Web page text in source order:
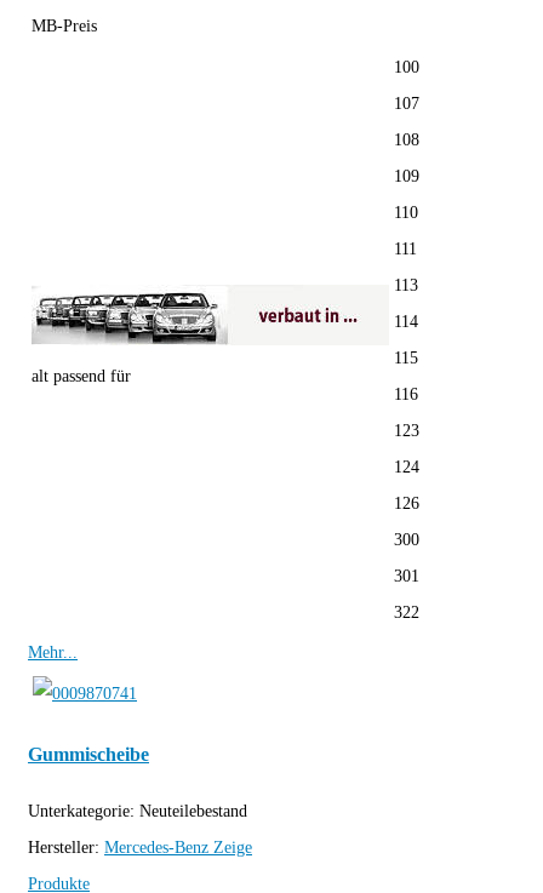
MB-Preis
alt passend für
100
107
108
109
110
111
113
114
115
116
123
124
126
300
301
322
Mehr...
Gummischeibe
Unterkategorie: Neuteilebestand
Hersteller: Mercedes-Benz Zeige
Produkte